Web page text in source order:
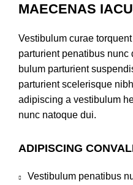
MAECENAS
Vestibulum curae
parturient penatibus
bulum parturient
parturient scelerisque
adipiscing a vestibulum
nunc natoque dui.
ADIPISCING
Vestibulum penatibus